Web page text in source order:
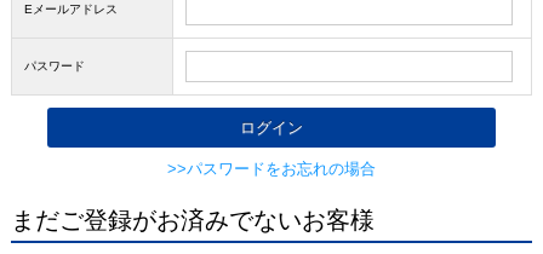
Eメールアドレス
パスワード
>>パスワードをお忘れの場合
まだご登録がお済みでないお客様